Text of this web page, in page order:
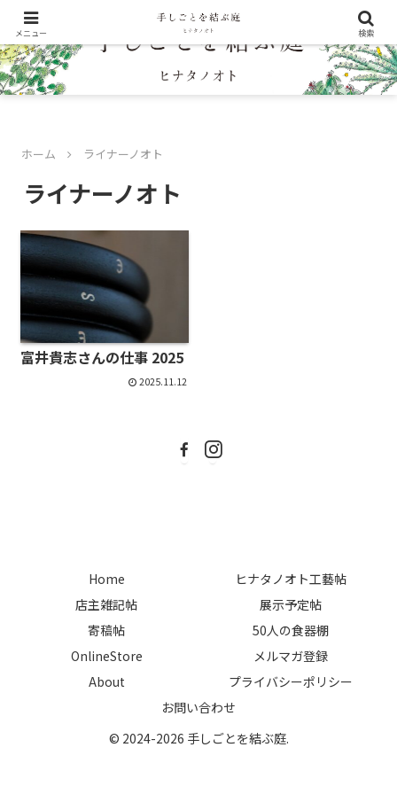
ホーム ライナーノオト
ライナーノオト
富井貴志さんの仕事 2025
2025.11.12
Home
ヒナタノオト工藝帖
店主雑記帖
展示予定帖
寄稿帖
50人の食器棚
OnlineStore
メルマガ登録
About
プライバシーポリシー
お問い合わせ
© 2024-2026 手しごとを結ぶ庭.
メニュー 検索